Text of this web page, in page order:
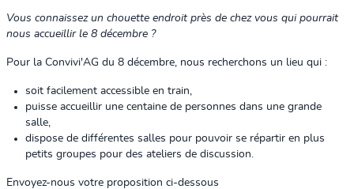
Vous connaissez un chouette endroit près de chez vous qui pourrait
nous accueillir le 8 décembre ?
Pour la Convivi'AG du 8 décembre, nous recherchons un lieu qui :
soit facilement accessible en train,
puisse accueillir une centaine de personnes dans une grande
salle,
dispose de différentes salles pour pouvoir se répartir en plus
petits groupes pour des ateliers de discussion.
Envoyez-nous votre proposition ci-dessous